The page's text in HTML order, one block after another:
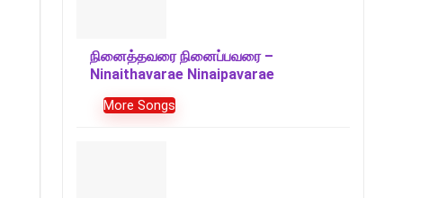
நினைத்தவரை நினைப்பவரை –
Ninaithavarae Ninaipavarae
More Songs